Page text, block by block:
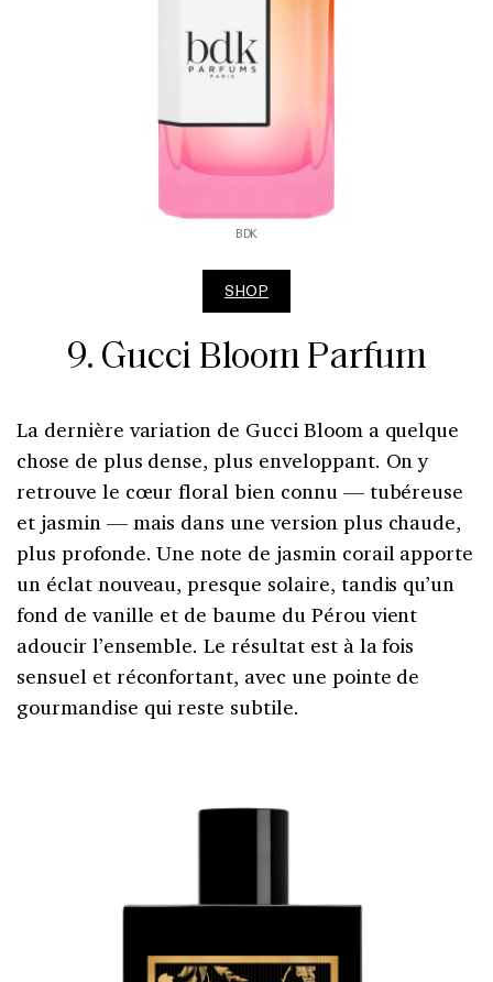
BDK
SHOP
9. Gucci Bloom Parfum
La dernière variation de Gucci Bloom a quelque
chose de plus dense, plus enveloppant. On y
retrouve le cœur floral bien connu — tubéreuse
et jasmin — mais dans une version plus chaude,
plus profonde. Une note de jasmin corail apporte
un éclat nouveau, presque solaire, tandis qu’un
fond de vanille et de baume du Pérou vient
adoucir l’ensemble. Le résultat est à la fois
sensuel et réconfortant, avec une pointe de
gourmandise qui reste subtile.